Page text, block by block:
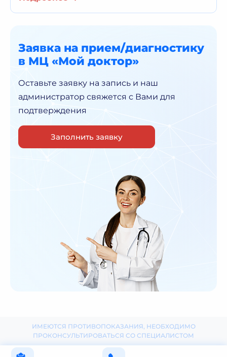
Заявка на прием/диагностику
в МЦ «Мой доктор»
Оставьте заявку на запись и наш
администратор свяжется с Вами для
подтверждения
Заполнить заявку
ИМЕЮТСЯ ПРОТИВОПОКАЗАНИЯ, НЕОБХОДИМО
ПРОКОНСУЛЬТИРОВАТЬСЯ СО СПЕЦИАЛИСТОМ